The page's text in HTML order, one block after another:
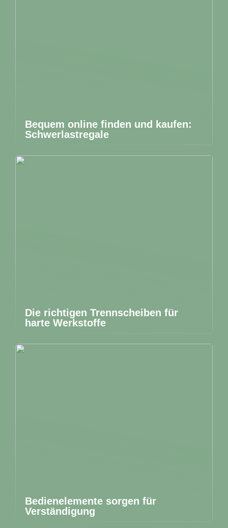
Bequem online finden und kaufen:
Schwerlastregale
Die richtigen Trennscheiben für
harte Werkstoffe
Bedienelemente sorgen für
Verständigung